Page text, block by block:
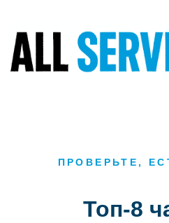
ПРОВЕРЬТЕ,
Топ-8